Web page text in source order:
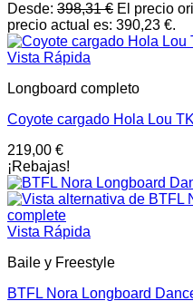
Desde: 398,31€ El precio
precio actual es: 390,23 €.
Vista Rápida
Longboard completo
Coyote cargado Hola Lou
219,00 €
¡Rebajas!
Vista Rápida
Baile y Freestyle
BTFL Nora Longboard